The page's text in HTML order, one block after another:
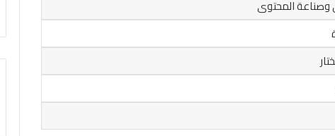
وصناعة المحتوى